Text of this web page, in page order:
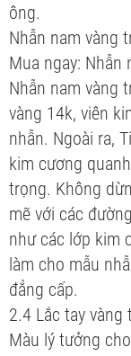
ông.
Nhẫn nam vàng
Mua ngay: Nhẫn
Nhẫn nam vàng
vàng 14k, viên
nhẫn. Ngoài ra,
kim cương
trọng. Không
mẽ với các
như các lớp kim
làm cho mẫu
đẳng cấp.
2.4 Lắc tay
Màu lý tưởng